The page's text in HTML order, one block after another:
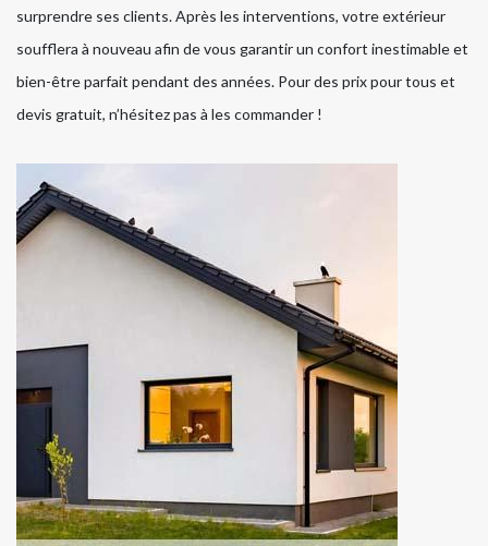
surprendre ses clients. Après les interventions, votre extérieur
soufflera à nouveau afin de vous garantir un confort inestimable et
bien-être parfait pendant des années. Pour des prix pour tous et
devis gratuit, n’hésitez pas à les commander !